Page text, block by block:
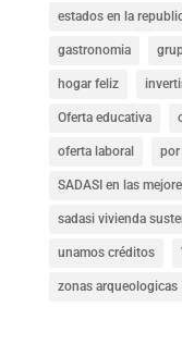
estados en la
gastronomia
hogar feliz
Oferta educativa
oferta laboral por
SADASI en las
sadasi vivienda
unamos créditos
zonas arqueologicas